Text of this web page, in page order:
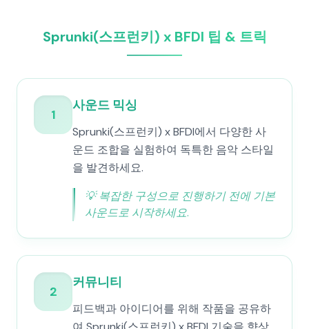
Sprunki(스프런키) x BFDI 팁 & 트릭
1
사운드 믹싱
Sprunki(스프런키) x BFDI에서 다양한 사
운드 조합을 실험하여 독특한 음악 스타일
을 발견하세요.
💡복잡한 구성으로 진행하기 전에 기본
사운드로 시작하세요.
2
커뮤니티
피드백과 아이디어를 위해 작품을 공유하